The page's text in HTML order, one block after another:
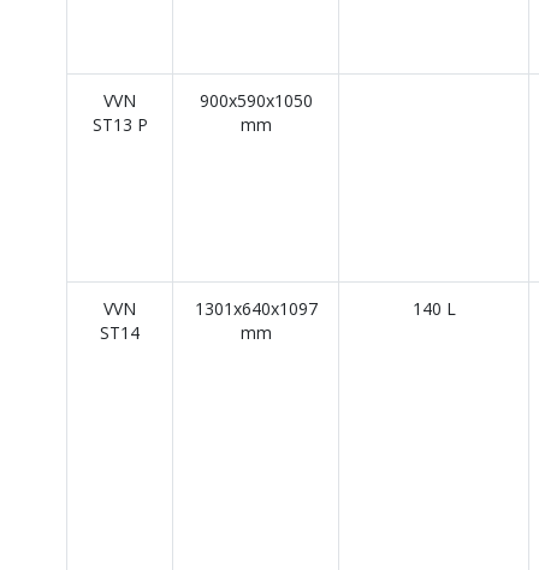
VVN
ST13 P
900x590x1050
mm
VVN
ST14
1301x640x1097
mm
140 L